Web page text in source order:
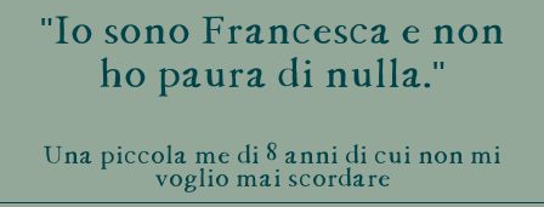
"Io sono Francesca e non
ho paura di nulla."
Una piccola me di 8 anni di cui non mi
voglio mai scordare